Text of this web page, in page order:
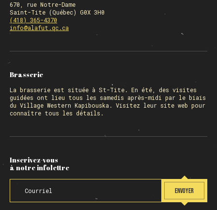
670, rue Notre-Dame
Saint-Tite (Québec) G0X 3H0
(418) 365-4370
info@alafut.qc.ca
Brasserie
La brasserie est située à St-Tite. En été, des visites
guidées ont lieu tous les samedis après-midi par le biais
du Village Western Kapibouska. Visitez leur site web pour
connaître tous les détails.
Inscrivez-vous
à notre infolettre
ENVOYER